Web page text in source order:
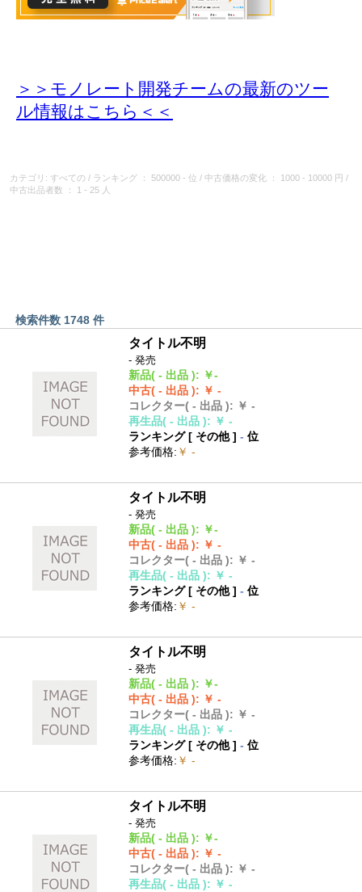
＞＞モノレート開発チームの最新のツー
ル情報はこちら＜＜
カテゴリ: すべての / ランキング ： 500000 - 位 / 中古価格の変化 ： 1000 - 10000 円
/
中古出品者数
： 1 - 25 人
検索件数 1748 件
タイトル不明
- 発売
新品( - 出品 ): ￥-
中古( - 出品 ): ￥ -
コレクター( - 出品 ): ￥ -
再生品( - 出品 ): ￥ -
ランキング [ その他]- 位
参考価格: ￥ -
タイトル不明
- 発売
新品( - 出品 ): ￥-
中古( - 出品 ): ￥ -
コレクター( - 出品 ): ￥ -
再生品( - 出品 ): ￥ -
ランキング [ その他]- 位
参考価格: ￥ -
タイトル不明
- 発売
新品( - 出品 ): ￥-
中古( - 出品 ): ￥ -
コレクター( - 出品 ): ￥ -
再生品( - 出品 ): ￥ -
ランキング [ その他]- 位
参考価格: ￥ -
タイトル不明
- 発売
新品( - 出品 ): ￥-
中古( - 出品 ): ￥ -
コレクター( - 出品 ): ￥ -
再生品( - 出品 ): ￥ -